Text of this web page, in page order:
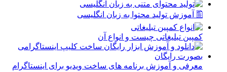
🖺 آموزش تولید محتوا به زبان انگلیسی
کمپین تبلیغاتی چیست و انواع آن
معرفی و آموزش برنامه های ساخت ویدیو برای اینستاگرام